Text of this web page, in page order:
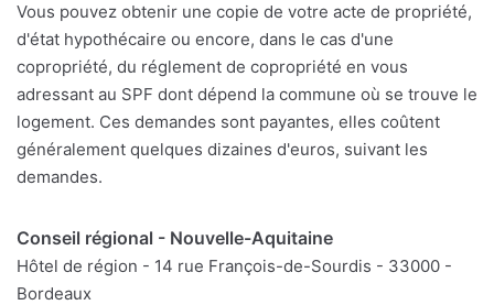
Vous pouvez obtenir une copie de votre acte de propriété,
d'état hypothécaire ou encore, dans le cas d'une
copropriété, du réglement de copropriété en vous
adressant au SPF dont dépend la commune où se trouve le
logement. Ces demandes sont payantes, elles coûtent
généralement quelques dizaines d'euros, suivant les
demandes.
Conseil régional - Nouvelle-Aquitaine
Hôtel de région - 14 rue François-de-Sourdis - 33000 -
Bordeaux